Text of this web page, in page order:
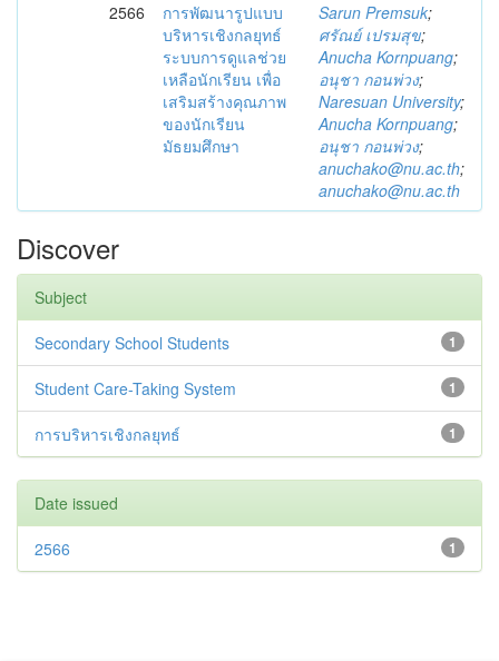
2566
การพัฒนารูปแบบ
บริหารเชิงกลยุทธ์
ระบบการดูแลช่วย
เหลือนักเรียน เพื่อ
เสริมสร้างคุณภาพ
ของนักเรียน
มัธยมศึกษา
Sarun Premsuk;
ศรัณย์ เปรมสุข;
Anucha Kornpuang;
อนุชา กอนพ่วง;
Naresuan University;
Anucha Kornpuang;
อนุชา กอนพ่วง;
anuchako@nu.ac.th;
anuchako@nu.ac.th
Discover
Subject
1
Secondary School Students
1
Student Care-Taking System
1
การบริหารเชิงกลยุทธ์
Date issued
1
2566